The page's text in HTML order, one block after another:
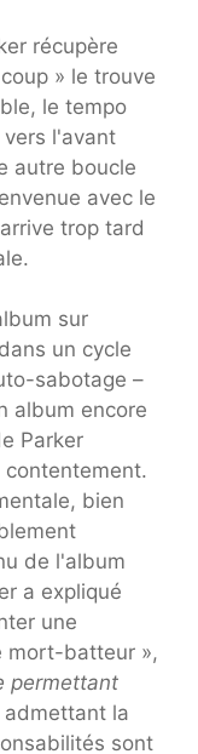
récupère
» le trouve
le tempo
l'avant
autre boucle
avec le
trop tard
sur
un cycle
sabotage –
album encore
Parker
bien
de l'album
a expliqué
une
mort-batteur »,
permettant
la
sont